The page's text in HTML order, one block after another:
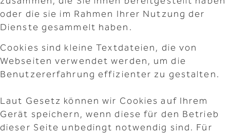
oder die sie im Rahmen Ihrer Nutzung der
Dienste gesammelt haben.
Cookies sind kleine Textdateien, die von
Webseiten verwendet werden, um die
Benutzererfahrung effizienter zu gestalten.
Laut Gesetz können wir Cookies auf Ihrem
Gerät speichern, wenn diese für den Betrieb
dieser Seite unbedingt notwendig sind. Für